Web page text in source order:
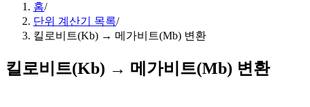
홈/
단위 계산기 목록/
킬로비트(Kb) → 메가비트(Mb) 변환
킬로비트(Kb) → 메가비트(Mb) 변환